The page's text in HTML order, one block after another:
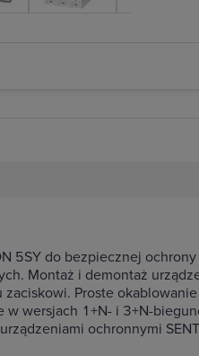
5SY do bezpiecznej
Montaż i demontaż
Proste
wersjach 1+N- i 3+N-
ochronnymi